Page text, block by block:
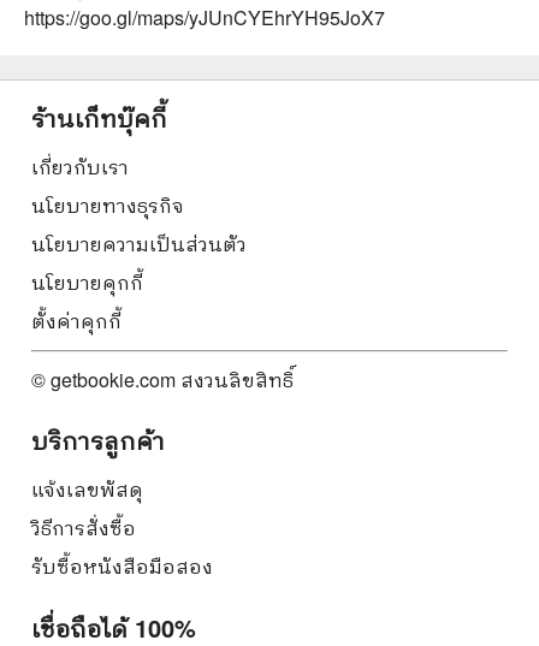
https://goo.gl/maps/yJUnCYEhrYH95JoX7
ร้านเก็ทบุ๊คกี้
เกี่ยวกับเรา
นโยบายทางธุรกิจ
นโยบายความเป็นส่วนตัว
นโยบายคุกกี้
ตั้งค่าคุกกี้
© getbookie.com สงวนลิขสิทธิ์
บริการลูกค้า
แจ้งเลขพัสดุ
วิธีการสั่งซื้อ
รับซื้อหนังสือมือสอง
เชื่อถือได้ 100%